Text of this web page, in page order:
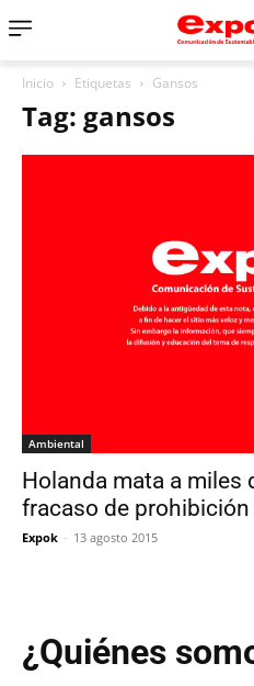
Inicio Etiquetas Gansos
Tag: gansos
Ambiental
Holanda mata a miles
fracaso de prohibición
Expok - 13 agosto 2015
¿Quiénes